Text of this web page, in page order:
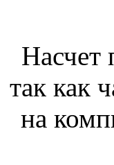
Насчет
так как
на